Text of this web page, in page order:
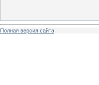
Полная версия сайта